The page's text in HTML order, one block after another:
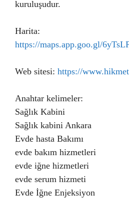
kuruluşudur.
Harita:
https://maps.app.goo.gl/
Web sitesi: https://
Anahtar kelimeler:
Sağlık Kabini
Sağlık kabini Ankara
Evde hasta Bakımı
evde bakım hizmetleri
evde iğne hizmetleri
evde serum hizmeti
Evde İğne Enjeksiyon